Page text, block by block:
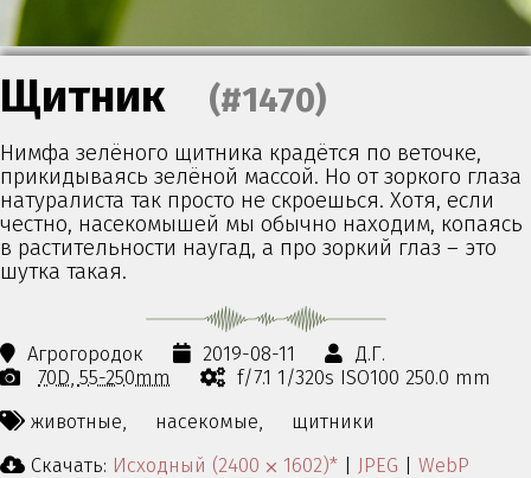
Щитник (#1470)
Нимфа зелёного щитника крадётся по веточке,
прикидываясь зелёной массой. Но от зоркого глаза
натуралиста так просто не скроешься. Хотя, если
честно, насекомышей мы обычно находим, копаясь
в растительности наугад, а про зоркий глаз – это
шутка такая.
Агрогородок 2019-08-11
Д.Г.
70D 55-250mm
f/7.1 1/320s ISO100 250.0 mm
животные,
насекомые,
щитники
Скачать: Исходный (2400 ⨉ 1602)* | JPEG | WebP